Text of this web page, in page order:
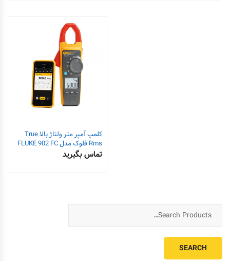
کلمپ آمپر متر ولتاژ بالا True
Rms فلوک مدل FLUKE 902 FC
تماس بگیرید